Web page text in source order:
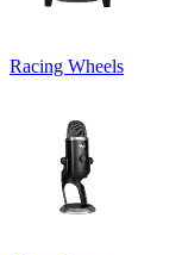
Racing Wheels